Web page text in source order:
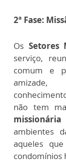
2ª Fase:
Os Setores
serviço,
comum e
amizade,
não tem
missionária
ambientes
aqueles
condomínios